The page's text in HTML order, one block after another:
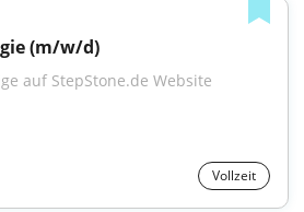
(m/w/d)
auf StepStone.de Website
Vollzeit